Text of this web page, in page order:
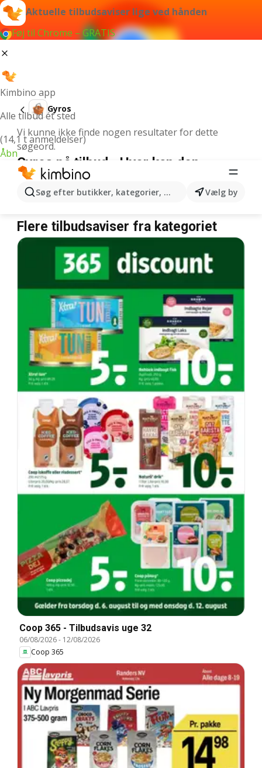
Aktuelle tilbudsaviser lige ved hånden
Føj til Chrome – GRATIS
Kimbino app
Alle tilbud ét sted
(14,1 t anmeldelser)
Åbn
Søg efter butikker, kategorier, produkter...Vælg by
Gyros
Vi kunne ikke finde nogen resultater for dette
søgeord.
Gyros på tilbud - Hvor kan den
købes?
Flere tilbudsaviser fra kategoriet
Coop 365 - Tilbudsavis uge 32
06/08/2026- 12/08/2026
Coop 365